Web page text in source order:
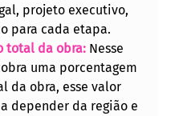
projeto executivo,
para cada etapa.
total da obra: Nesse
uma porcentagem
da obra, esse valor
depender da região e